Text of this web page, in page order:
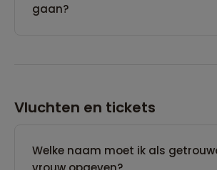
gaan?
Vluchten en tickets
Welke naam moet ik als